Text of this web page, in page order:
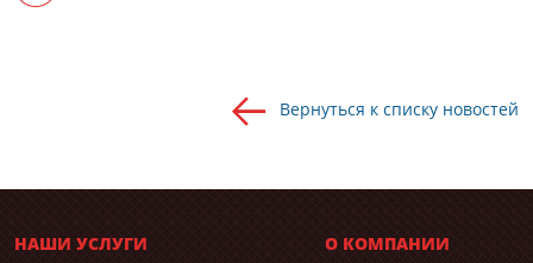
Вернуться к списку новостей
НАШИ УСЛУГИ О КОМПАНИИ